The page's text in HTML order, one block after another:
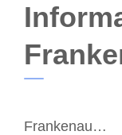
Frankenau…